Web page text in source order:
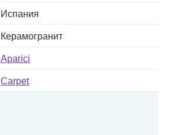
Испания
Керамогранит
Aparici
Carpet